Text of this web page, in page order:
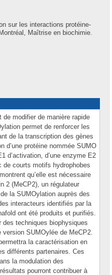
sur les interactions protéine-
Maîtrise en biochimie.
modifier de manière rapide
permet de renforcer les
de la transcription des gènes
d’une protéine nommée SUMO
d’activation, d’une enzyme E2
de courts motifs hydrophobes
qu’elle est nécessaire
2 (MeCP2), un régulateur
la SUMOylation auprès des
interacteurs identifiés par la
ont été produits et purifiés.
techniques biophysiques
version SUMOylée de MeCP2.
la caractérisation en
différents partenaires. Ces
la modulation des
pourront contribuer à